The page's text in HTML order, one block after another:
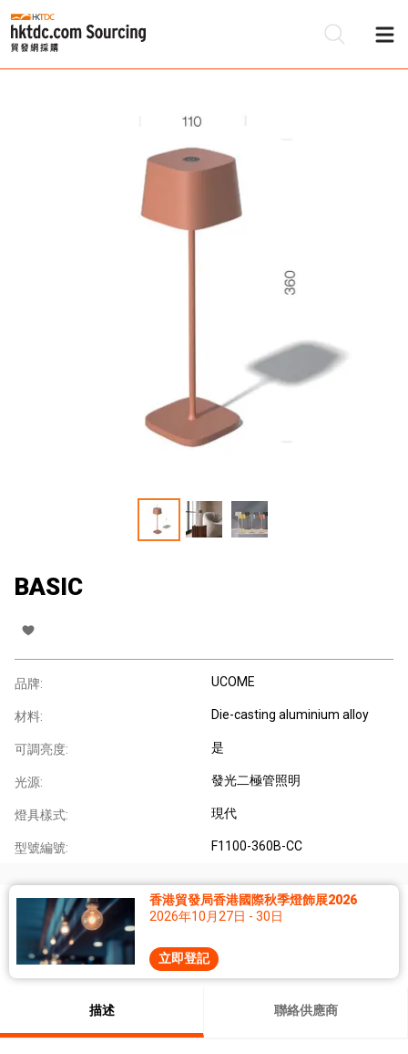
BASIC
品牌: UCOME
材料: Die-casting aluminium alloy
可調亮度: 是
光源: 發光二極管照明
燈具樣式: 現代
型號編號: F1100-360B-CC
香港貿發局香港國際秋季燈飾展2026
2026年10月27日 - 30日
立即登記
描述 聯絡供應商